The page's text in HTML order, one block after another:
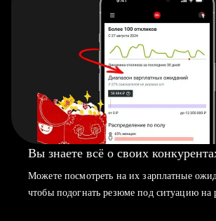
Вы знаете всё о своих
Можете посмотреть на их зарплатные
чтобы подогнать резюме под ситуацию на